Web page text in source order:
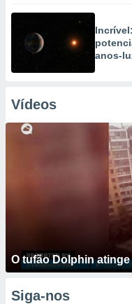
anos-
Vídeos
O tufão Dolphin
Siga-nos